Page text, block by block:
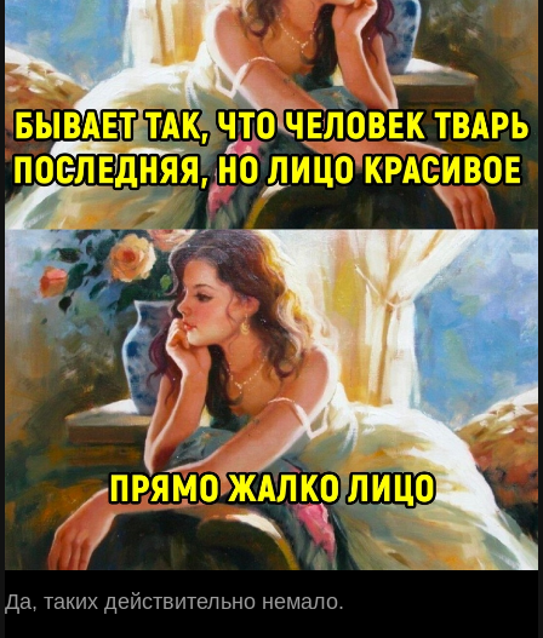
Да, таких действительно немало.